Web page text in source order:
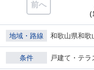
前へ
地域・路線 和歌山県和歌
条件 戸建て・テ